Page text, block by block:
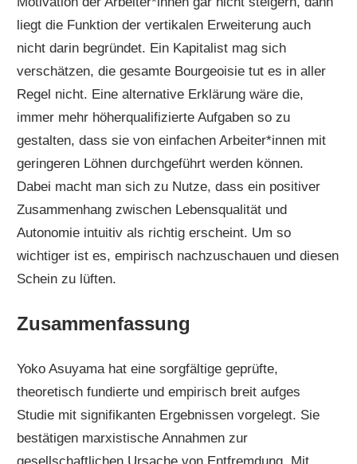
liegt die Funktion der vertikalen Erweiterung auch
nicht darin begründet. Ein Kapitalist mag sich
verschätzen, die gesamte Bourgeoisie tut es in aller
Regel nicht. Eine alternative Erklärung wäre die,
immer mehr höherqualifizierte Aufgaben so zu
gestalten, dass sie von einfachen Arbeiter*innen mit
geringeren Löhnen durchgeführt werden können.
Dabei macht man sich zu Nutze, dass ein positiver
Zusammenhang zwischen Lebensqualität und
Autonomie intuitiv als richtig erscheint. Um so
wichtiger ist es, empirisch nachzuschauen und diesen
Schein zu lüften.
Zusammenfassung
Yoko Asuyama hat eine sorgfältige geprüfte,
theoretisch fundierte und empirisch breit aufges
Studie mit signifikanten Ergebnissen vorgelegt. Sie
bestätigen marxistische Annahmen zur
gesellschaftlichen Ursache von Entfremdung. Mit